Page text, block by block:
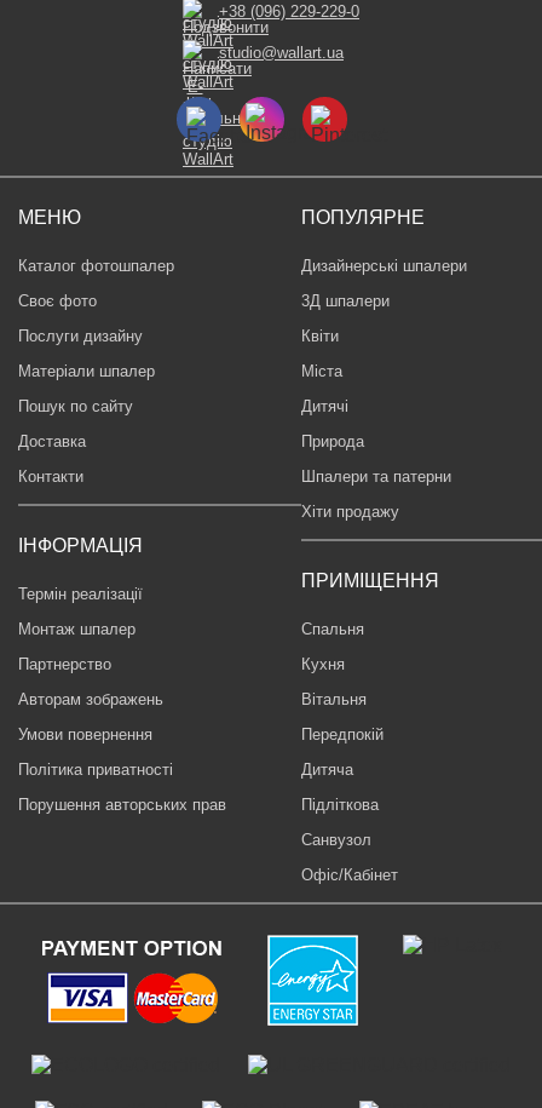
МЕНЮ
Каталог фотошпалер
Своє фото
Послуги дизайну
Матеріали шпалер
Пошук по сайту
Доставка
Контакти
ІНФОРМАЦІЯ
Термін реалізації
Монтаж шпалер
Партнерство
Авторам зображень
Умови повернення
Політика приватності
Порушення авторських прав
ПОПУЛЯРНЕ
Дизайнерські шпалери
3Д шпалери
Квіти
Міста
Дитячі
Природа
Шпалери та патерни
Хіти продажу
ПРИМІЩЕННЯ
Спальня
Кухня
Вітальня
Передпокій
Дитяча
Підліткова
Санвузол
Офіс/Кабінет
+38 (096) 229-229-0
studio@wallart.ua